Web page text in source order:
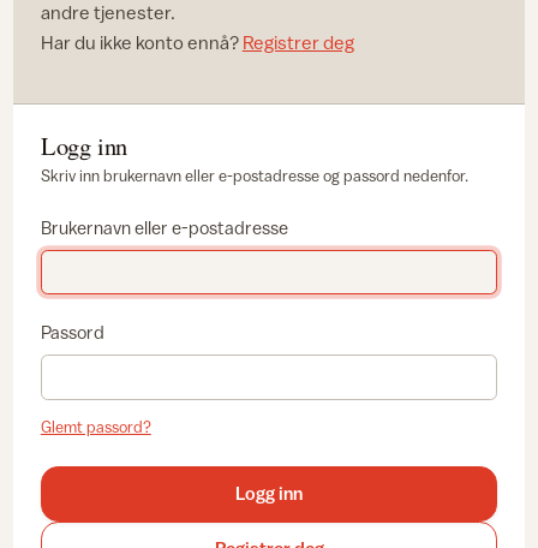
andre tjenester.
Har du ikke konto ennå? Registrer deg
Logg inn
Skriv inn brukernavn eller e-postadresse og passord nedenfor.
Brukernavn eller e-postadresse
Passord
Glemt passord?
Logg inn